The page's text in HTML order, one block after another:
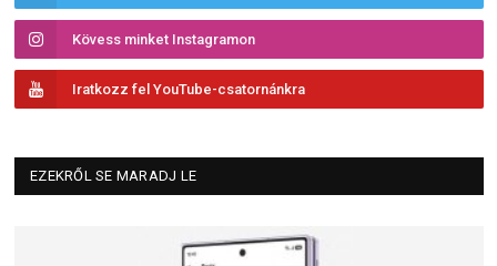
Kövess minket Instagramon
Iratkozz fel YouTube-csatornánkra
EZEKRŐL SE MARADJ LE